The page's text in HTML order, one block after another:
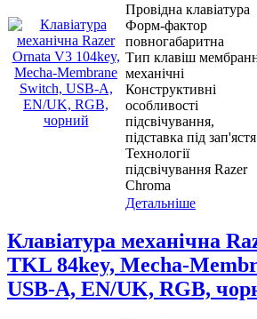
Провідна клавіатура
Форм-фактор
повногабаритна
Тип клавіш
механічні
Конструктивні
особливості
підсвічування,
підставка під зап'ястя
Технології
підсвічування Razer
Chroma
Детальніше
Клавіатура механічна
TKL 84key, Mecha-
USB-A, EN/UK, RGB,